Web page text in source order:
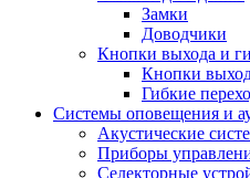
Замки
Доводчики
Кнопки выхода и
Кнопки
Гибкие
Системы оповещения и
Акустические
Приборы
Селекторные